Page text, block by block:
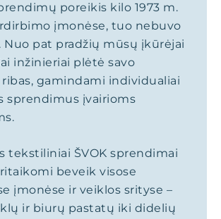
poreikis kilo 1973 m.
įmonėse, tuo nebuvo
Nuo pat pradžių mūsų įkūrėjai
inžinieriai plėtė savo
gamindami individualiai
sprendimus įvairioms
tekstiliniai ŠVOK sprendimai
beveik visose
įmonėse ir veiklos srityse –
ir biurų pastatų iki didelių